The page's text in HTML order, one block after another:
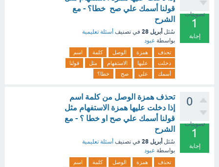
تصويتات
1
إجابة
قولنا أسمك علي صح خطا؟ - مع
الشرح
سُئل أبريل 28 في تصنيف أسئلة تعليمية
بواسطة عبود
تحذف همزة الوصل كلمة
اسم
دخلت
عليها الاستفهام مثل
قولنا
أسمك
علي صح خطا؟
0
تصويتات
1
إجابة
تحذف همزة الوصل من كلمة اسم
إذا دخلت عليها همزة الاستفهام مثل
قولنا أسمك علي صح او خطا ؟ - مع
الشرح
سُئل أبريل 28 في تصنيف أسئلة تعليمية
بواسطة عبود
تحذف همزة الوصل كلمة
اسم